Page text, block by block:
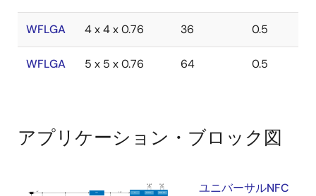
WFLGA 4 x 4 x 0.76 36 0.5
WFLGA 5 x 5 x 0.76 64 0.5
アプリケーション・ブロック図
ユニバーサルNFC